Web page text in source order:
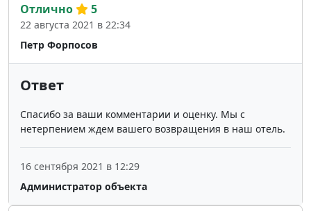
Петр Форпосов
Отлично 5
22 августа 2021 в 22:34
Ответ
Спасибо за ваши комментарии и оценку. Мы с
нетерпением ждем вашего возвращения в наш отель.
Администратор объекта
16 сентября 2021 в 12:29